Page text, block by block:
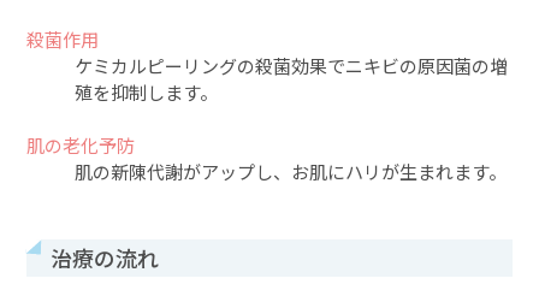
殺菌作用
ケミカルピーリングの殺菌効果でニキビの原因菌の増
殖を抑制します。
肌の老化予防
肌の新陳代謝がアップし、お肌にハリが生まれます。
治療の流れ